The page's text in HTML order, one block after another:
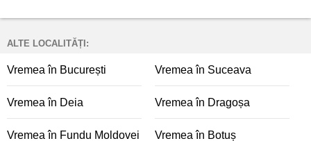
ALTE LOCALITĂȚI:
Vremea în București Vremea în Suceava
Vremea în Deia Vremea în Dragoșa
Vremea în Fundu Moldovei Vremea în Botuș